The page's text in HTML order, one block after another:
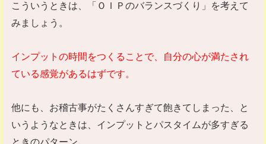
こういうときは、「ＯＩＰのバランスづくり」を考えて
みましょう。
インプットの時間をつくることで、自分の心が満たされ
ている感覚があるはずです。
他にも、お稽古事がたくさんすぎて飽きてしまった、と
いうようなときは、インプットとパスタイムが多すぎる
ときのパターン。